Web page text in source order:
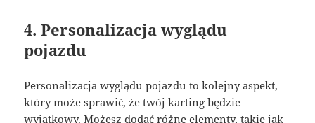
4. Personalizacja wyglądu
pojazdu
Personalizacja wyglądu pojazdu to kolejny aspekt,
który może sprawić, że twój karting będzie
wyjątkowy. Możesz dodać różne elementy, takie jak